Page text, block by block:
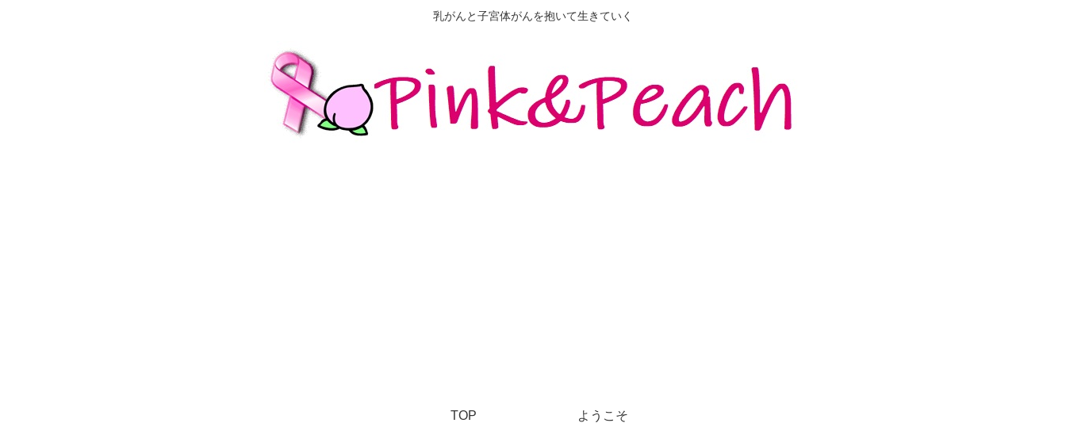
乳がんと子宮体がんを抱いて生きていく
TOP ようこそ